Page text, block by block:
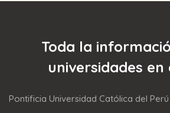
Toda la
universidades en
Pontificia Universidad Católica del Perú